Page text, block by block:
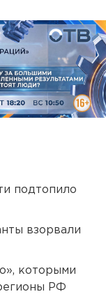
подтопило
взорвали
которыми
РФ